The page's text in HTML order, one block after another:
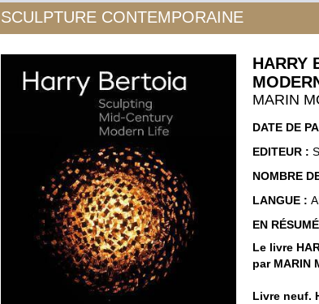
SCULPTURE CONTEMPORAINE
HARRY
MARIN
DATE DE
EDITEUR :
NOMBRE
LANGUE :
EN
Le livre
par MARIN
Livre neuf.